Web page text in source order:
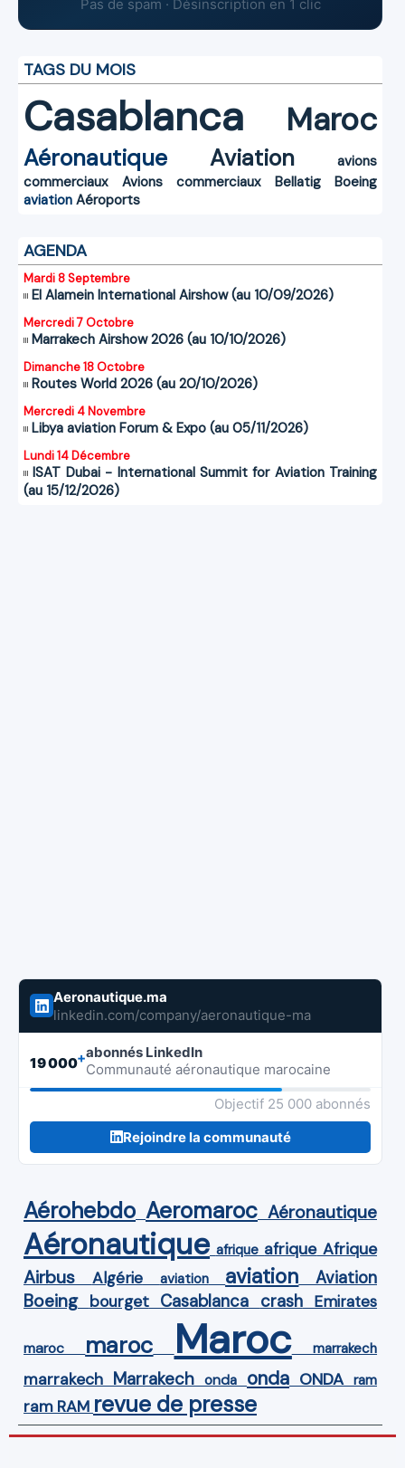
Pas de spam · Désinscription en 1 clic
TAGS DU MOIS
Casablanca Maroc
Aéronautique Aviation
avions
commerciaux
Avions commerciaux Bellatig
Boeing
aviation Aéroports
AGENDA
Mardi 8 Septembre
El Alamein International Airshow (au 10/09/2026)
Mercredi 7 Octobre
Marrakech Airshow 2026 (au 10/10/2026)
Dimanche 18 Octobre
Routes World 2026 (au 20/10/2026)
Mercredi 4 Novembre
Libya aviation Forum & Expo (au 05/11/2026)
Lundi 14 Décembre
ISAT Dubai - International Summit for Aviation Training
(au 15/12/2026)
Aeronautique.ma
linkedin.com/company/aeronautique-ma
19 000+abonnés LinkedIn
Communauté aéronautique marocaine
Objectif 25 000 abonnés
Rejoindre la communauté
Aérohebdo Aeromaroc Aéronautique
Aéronautique afrique afrique Afrique
Airbus Algérie aviation aviation Aviation
Boeing bourget Casablanca crash Emirates
maroc maroc Maroc marrakech
marrakech Marrakech onda onda ONDA ram
ram RAM revue de presse